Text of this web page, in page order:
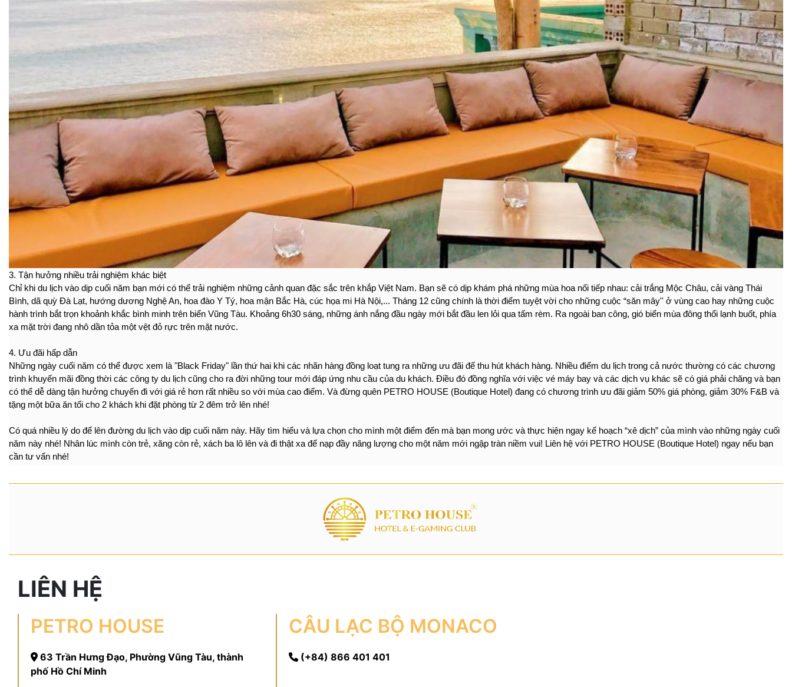
3. Tận hưởng nhiều trải nghiệm khác biệt
Chỉ khi du lịch vào dịp cuối năm bạn mới có thể trải nghiệm những cảnh quan đặc sắc trên khắp Việt Nam. Bạn sẽ có dịp khám phá những mùa hoa nối tiếp nhau: cải trắng Mộc Châu, cải vàng Thái
Bình, dã quỳ Đà Lạt, hướng dương Nghệ An, hoa đào Y Tý, hoa mận Bắc Hà, cúc họa mi Hà Nội,... Tháng 12 cũng chính là thời điểm tuyệt vời cho những cuộc “săn mây'' ở vùng cao hay những cuộc
hành trình bắt trọn khoảnh khắc bình minh trên biển Vũng Tàu. Khoảng 6h30 sáng, những ánh nắng đầu ngày mới bắt đầu len lỏi qua tấm rèm. Ra ngoài ban công, gió biển mùa đông thổi lạnh buốt, phía
xa mặt trời đang nhô dần tỏa một vệt đỏ rực trên mặt nước.
4. Ưu đãi hấp dẫn
Những ngày cuối năm có thể được xem là "Black Friday" lần thứ hai khi các nhãn hàng đồng loạt tung ra những ưu đãi để thu hút khách hàng. Nhiều điểm du lịch trong cả nước thường có các chương
trình khuyến mãi đồng thời các công ty du lịch cũng cho ra đời những tour mới đáp ứng nhu cầu của du khách. Điều đó đồng nghĩa với việc vé máy bay và các dịch vụ khác sẽ có giá phải chăng và bạn
có thể dễ dàng tận hưởng chuyến đi với giá rẻ hơn rất nhiều so với mùa cao điểm. Và đừng quên PETRO HOUSE (Boutique Hotel) đang có chương trình ưu đãi giảm 50% giá phòng, giảm 30% F&B và
tặng một bữa ăn tối cho 2 khách khi đặt phòng từ 2 đêm trở lên nhé!
Có quá nhiều lý do để lên đường du lịch vào dịp cuối năm này. Hãy tìm hiểu và lựa chọn cho mình một điểm đến mà bạn mong ước và thực hiện ngay kế hoạch “xê dịch” của mình vào những ngày cuối
năm này nhé! Nhân lúc mình còn trẻ, xăng còn rẻ, xách ba lô lên và đi thật xa để nạp đầy năng lượng cho một năm mới ngập tràn niềm vui! Liên hệ với PETRO HOUSE (Boutique Hotel) ngay nếu bạn
cần tư vấn nhé!
LIÊN HỆ
PETRO HOUSE
63 Trần Hưng Đạo, Phường Vũng Tàu, thành
phố Hồ Chí Minh
CÂU LẠC BỘ MONACO
(+84) 866 401 401